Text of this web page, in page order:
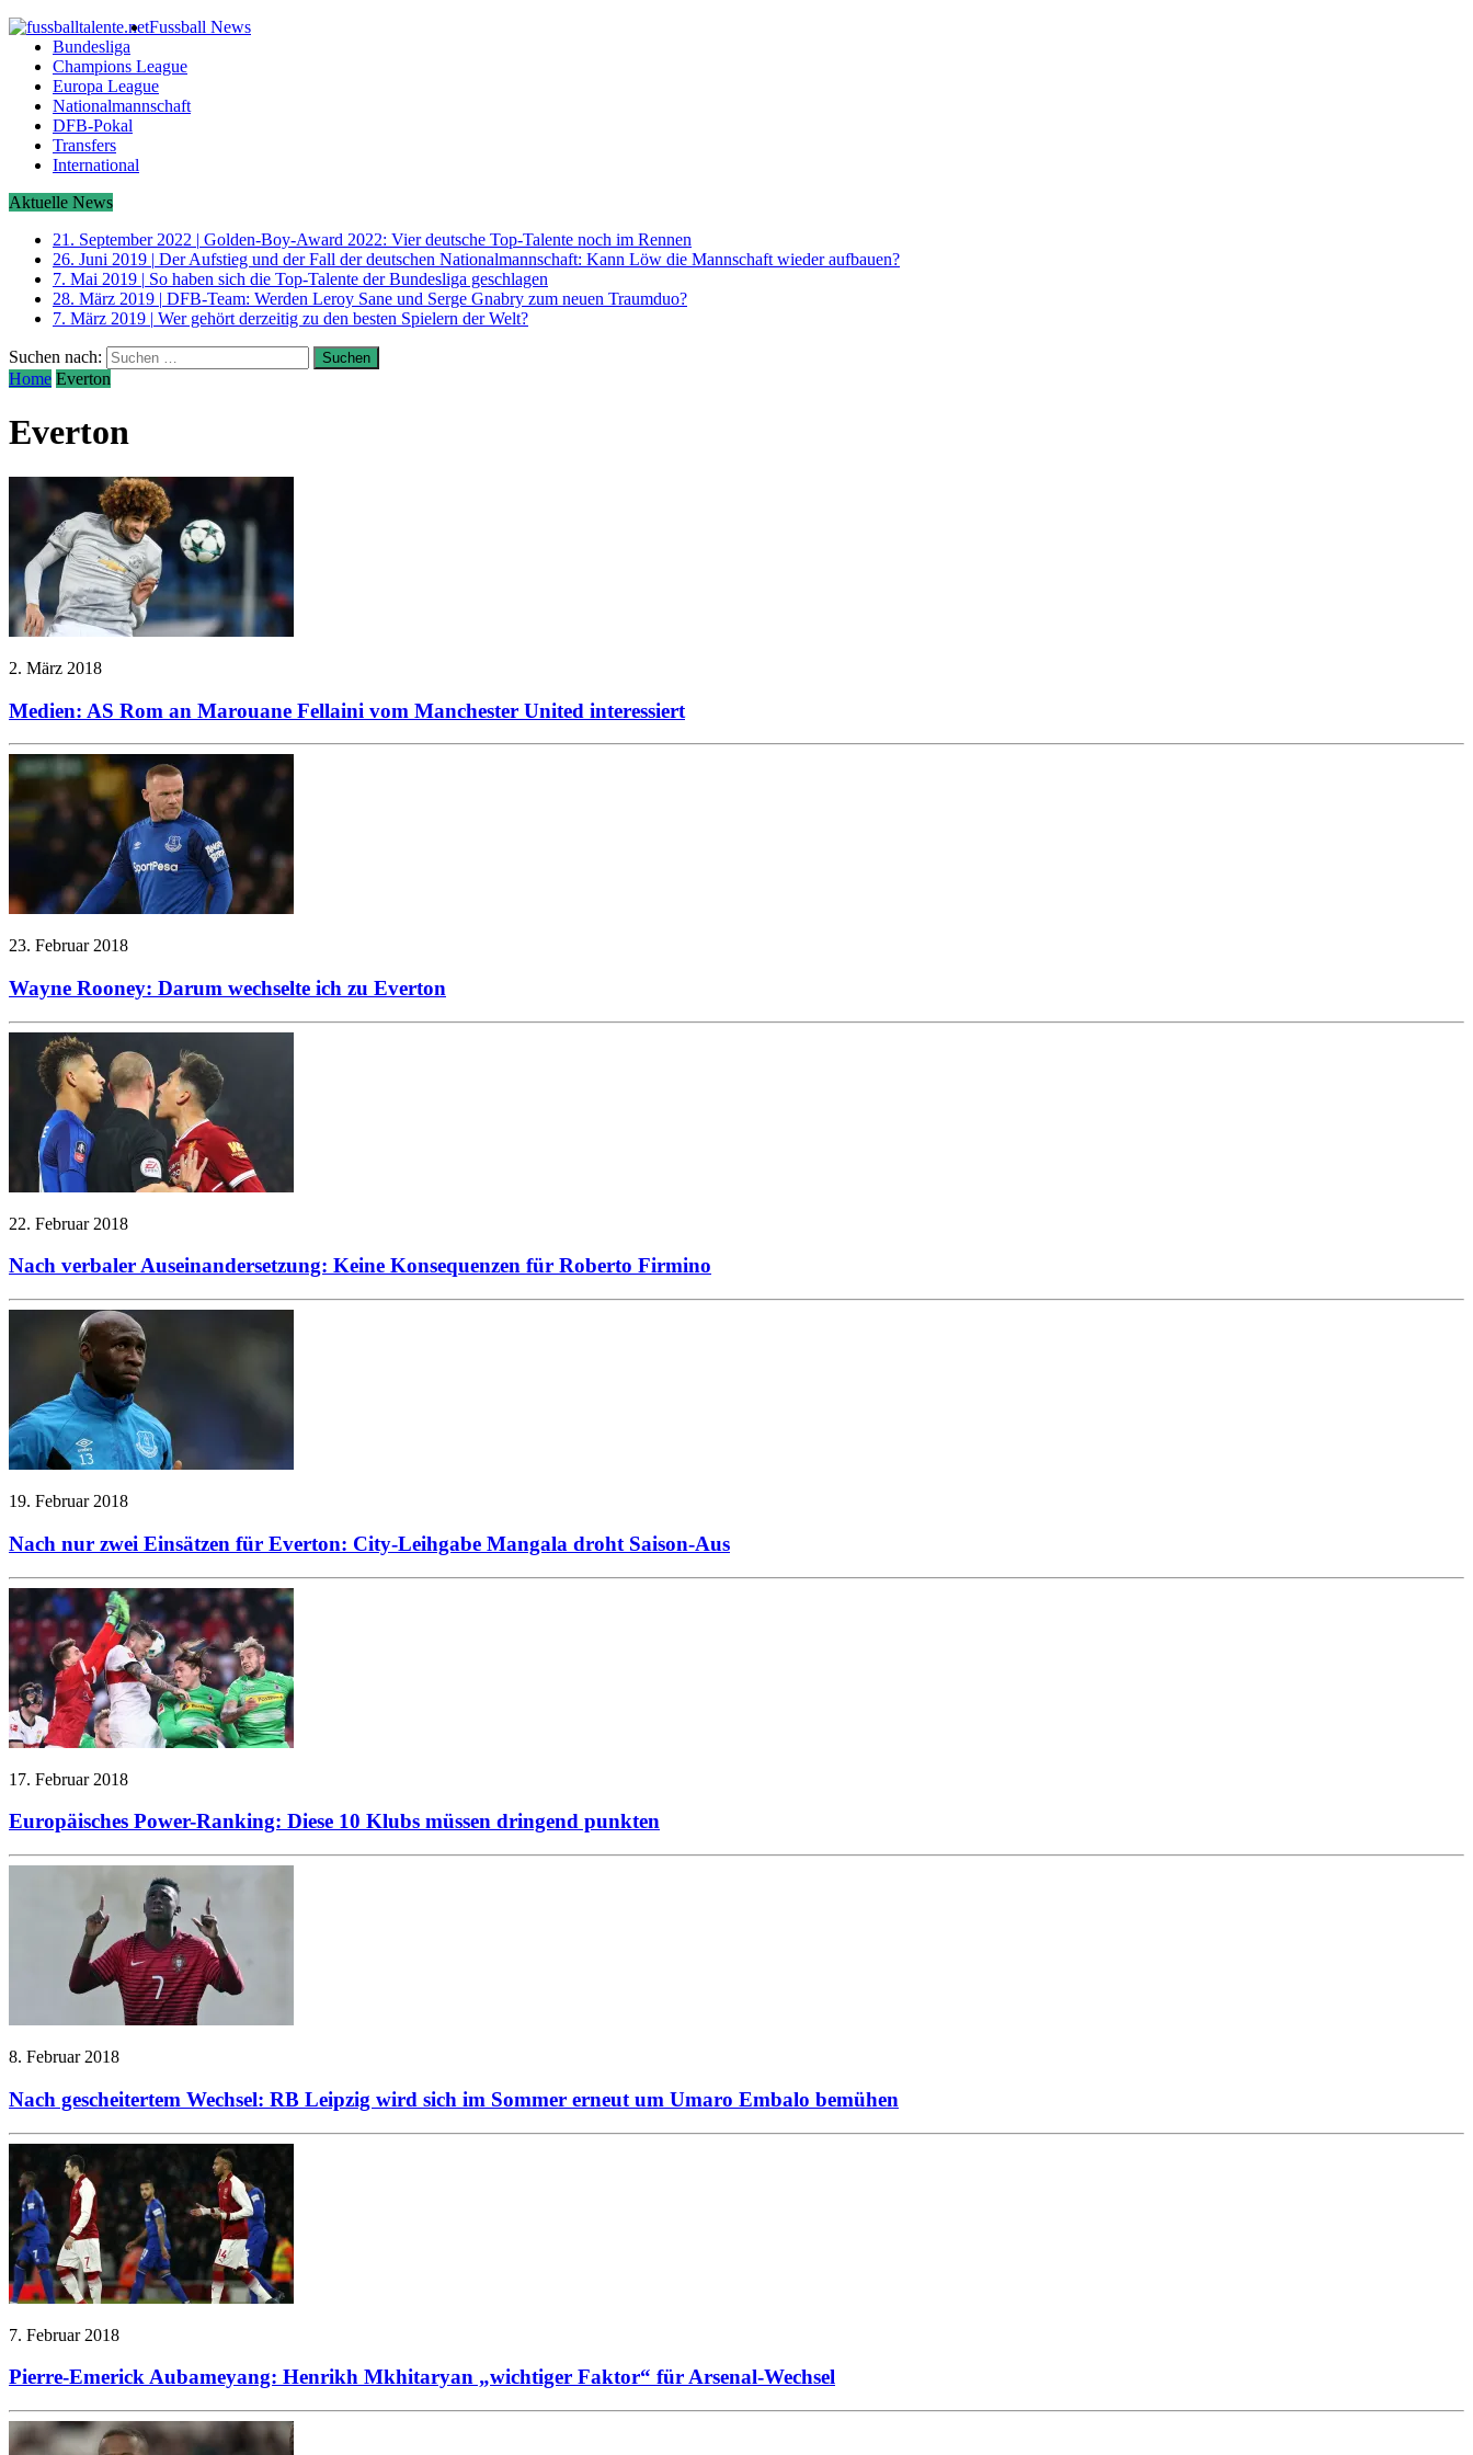
Fussball News
Bundesliga
Champions League
Europa League
Nationalmannschaft
DFB-Pokal
Transfers
International
Aktuelle News
21. September 2022 | Golden-Boy-Award 2022: Vier deutsche Top-Talente noch im Rennen
26. Juni 2019 | Der Aufstieg und der Fall der deutschen Nationalmannschaft: Kann Löw die Mannschaft wieder aufbauen?
7. Mai 2019 | So haben sich die Top-Talente der Bundesliga geschlagen
28. März 2019 | DFB-Team: Werden Leroy Sane und Serge Gnabry zum neuen Traumduo?
7. März 2019 | Wer gehört derzeitig zu den besten Spielern der Welt?
Suchen nach:
Home Everton
Everton
2. März 2018
Medien: AS Rom an Marouane Fellaini vom Manchester United interessiert
23. Februar 2018
Wayne Rooney: Darum wechselte ich zu Everton
22. Februar 2018
Nach verbaler Auseinandersetzung: Keine Konsequenzen für Roberto Firmino
19. Februar 2018
Nach nur zwei Einsätzen für Everton: City-Leihgabe Mangala droht Saison-Aus
17. Februar 2018
Europäisches Power-Ranking: Diese 10 Klubs müssen dringend punkten
8. Februar 2018
Nach gescheitertem Wechsel: RB Leipzig wird sich im Sommer erneut um Umaro Embalo bemühen
7. Februar 2018
Pierre-Emerick Aubameyang: Henrikh Mkhitaryan „wichtiger Faktor“ für Arsenal-Wechsel